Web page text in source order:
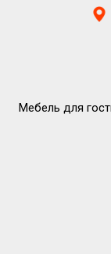
Мебель для